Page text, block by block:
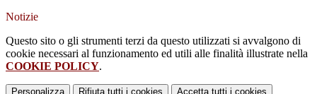
Notizie
Questo sito o gli strumenti terzi da questo utilizzati si avvalgono di
cookie necessari al funzionamento ed utili alle finalità illustrate nella
COOKIE POLICY.
Personalizza Rifiuta tutti i cookies Accetta tutti i cookies